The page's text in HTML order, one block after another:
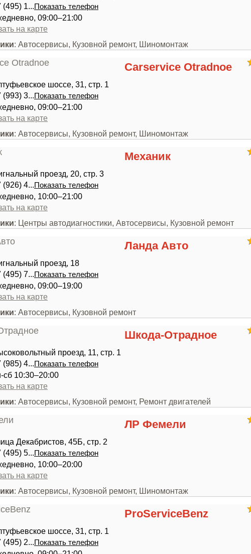
(495) 1...Показать телефон
09:00–21:00
на карте
: Автосервисы, Кузовной ремонт, Шиномонтаж
Carservice Otradnoe
шоссе, 31, стр. 1
(993) 3...Показать телефон
09:00–21:00
на карте
: Автосервисы, Кузовной ремонт, Шиномонтаж
Механик
проезд, 20, стр. 3
(926) 4...Показать телефон
10:00–21:00
на карте
: Центры автодиагностики, Автосервисы, Кузовной ремонт
Ланда Авто
проезд, 18
(495) 7...Показать телефон
09:00–19:00
на карте
: Автосервисы, Кузовной ремонт
Шкода-Отрадное
проезд, 11, стр. 1
(985) 4...Показать телефон
сб 10:30–20:00
на карте
: Автосервисы, Кузовной ремонт, Ремонт двигателей
ЛР Фемели
Декабристов, 45Б, стр. 2
(495) 5...Показать телефон
10:00–20:00
на карте
: Автосервисы, Кузовной ремонт, Шиномонтаж
ProServiceBenz
шоссе, 31, стр. 1
(495) 2...Показать телефон